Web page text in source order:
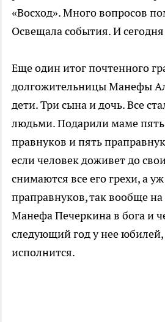
«Восход». Много вопросов
Освещала события. И сегодня
Еще один итог почтенного
долгожительницы Манефы
дети. Три сына и дочь. Все
людьми. Подарили маме
правнуков и пять
если человек доживет до
снимаются все его грехи, а
праправнуков, так вообще на
Манефа Печеркина в бога и
следующий год у нее юбилей,
исполнится.